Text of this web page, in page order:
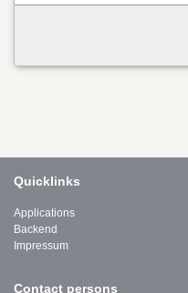
Quicklinks
Applications
Backend
Impressum
Contact persons